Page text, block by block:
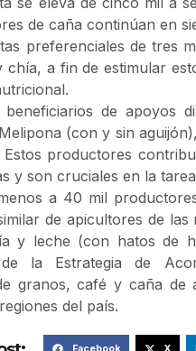
de caña continúan en
preferenciales de tres
chía, a fin de estimular
beneficiarios de apoyos
(con y sin
productores
y son cruciales en la
a 40 mil
de apicultores de
y leche (con hatos de
de la Estrategia de
granos, café y caña de
del país.
Facebook X